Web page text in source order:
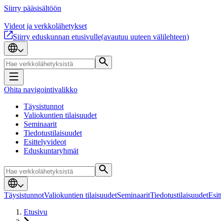
Siirry pääsisältöön
Videot ja verkkolähetykset
Siirry eduskunnan etusivulle(avautuu uuteen välilehteen)
Ohita navigointivalikko
Täysistunnot
Valiokuntien tilaisuudet
Seminaarit
Tiedotustilaisuudet
Esittelyvideot
Eduskuntaryhmät
TäysistunnotValiokuntien tilaisuudetSeminaaritTiedotustilaisuudet
Etusivu